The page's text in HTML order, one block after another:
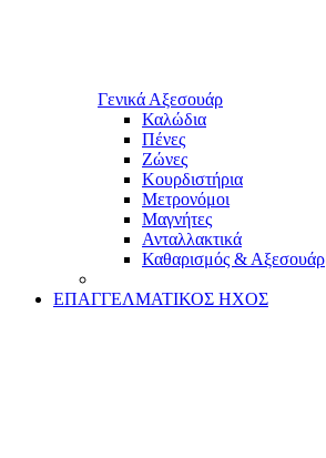
Γενικά Αξεσουάρ
Καλώδια
Πένες
Ζώνες
Κουρδιστήρια
Μετρονόμοι
Μαγνήτες
Ανταλλακτικά
Καθαρισμός & Αξεσουάρ
ΕΠΑΓΓΕΛΜΑΤΙΚΟΣ ΗΧΟΣ